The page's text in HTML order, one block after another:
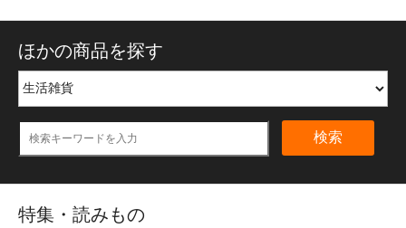
ほかの商品を探す
検索
特集・読みもの